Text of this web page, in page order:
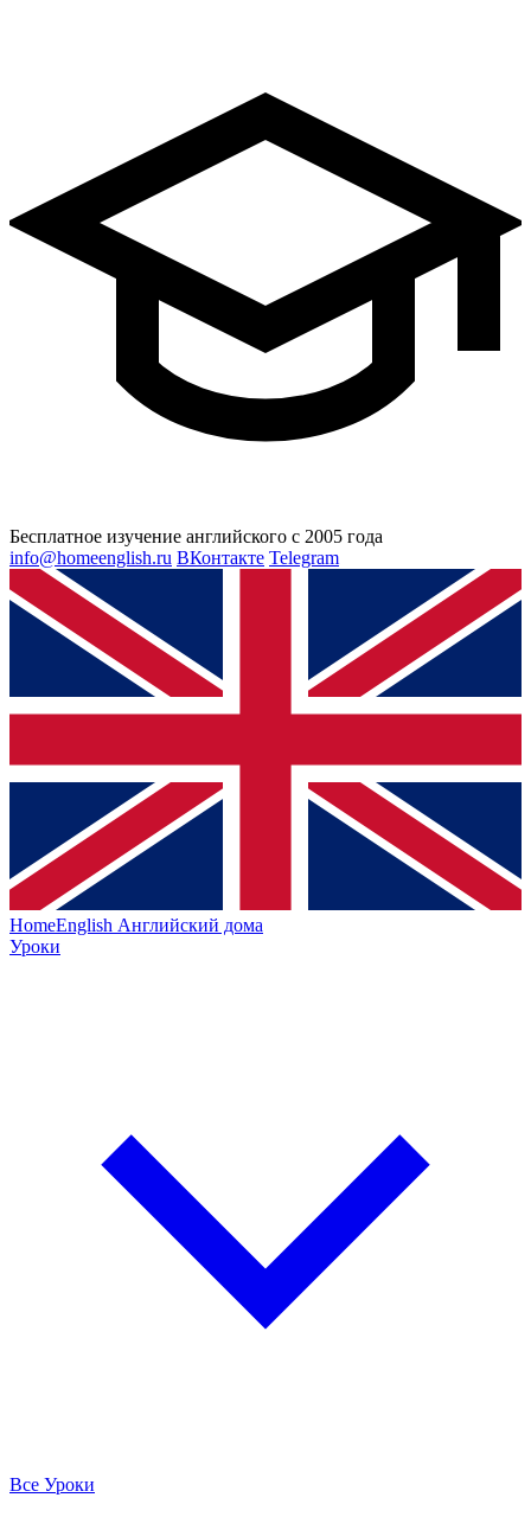
Бесплатное изучение английского с 2005 года
info@homeenglish.ru ВКонтакте Telegram
HomeEnglish Английский дома
Уроки
Все Уроки